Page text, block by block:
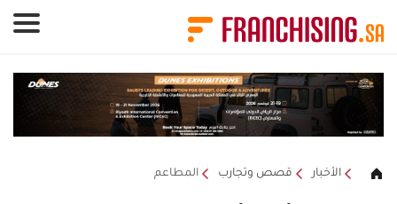
الأخبار قصص وتجارب المطاعم
لوحة إدارة ملفات تعريف الارتباط